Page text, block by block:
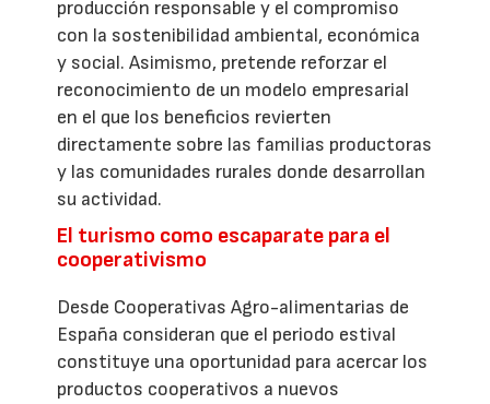
producción responsable y el compromiso
con la sostenibilidad ambiental, económica
y social. Asimismo, pretende reforzar el
reconocimiento de un modelo empresarial
en el que los beneficios revierten
directamente sobre las familias productoras
y las comunidades rurales donde desarrollan
su actividad.
El turismo como escaparate para el
cooperativismo
Desde Cooperativas Agro-alimentarias de
España consideran que el periodo estival
constituye una oportunidad para acercar los
productos cooperativos a nuevos